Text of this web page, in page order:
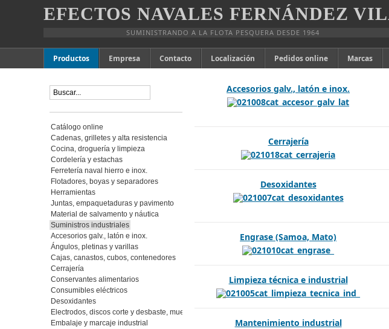
EFECTOS NAVALES FERNÁNDEZ
SUMINISTRANDO A LA FLOTA PESQUERA DESDE 1964
Productos Empresa Contacto Localización Pedidos online Marcas
Accesorios galv., latón e inox.
Cerrajería
Desoxidantes
Engrase (Samoa, Mato)
Limpieza técnica e industrial
Mantenimiento industrial
Catálogo online
Cadenas, grilletes y alta resistencia
Cocina, droguería y limpieza
Cordelería y estachas
Ferretería naval hierro e inox.
Flotadores, boyas y separadores
Herramientas
Juntas, empaquetaduras y pavimento
Material de salvamento y náutica
Suministros industriales
Accesorios galv., latón e inox.
Ángulos, pletinas y varillas
Cajas, canastos, cubos, contenedores
Cerrajería
Conservantes alimentarios
Consumibles eléctricos
Desoxidantes
Electrodos, discos corte y desbaste, muelas y piedras, abrasivos flexibles
Embalaje y marcaje industrial